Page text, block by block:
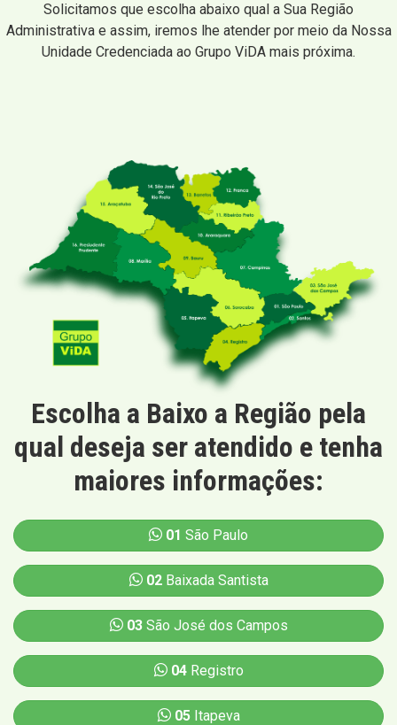
Solicitamos que escolha abaixo qual a Sua Região
Administrativa e assim, iremos lhe atender por meio da Nossa
Unidade Credenciada ao Grupo ViDA mais próxima.
Escolha a Baixo a Região pela
qual deseja ser atendido e tenha
maiores informações:
01 São Paulo
02Baixada Santista
03São José dos Campos
04Registro
05Itapeva